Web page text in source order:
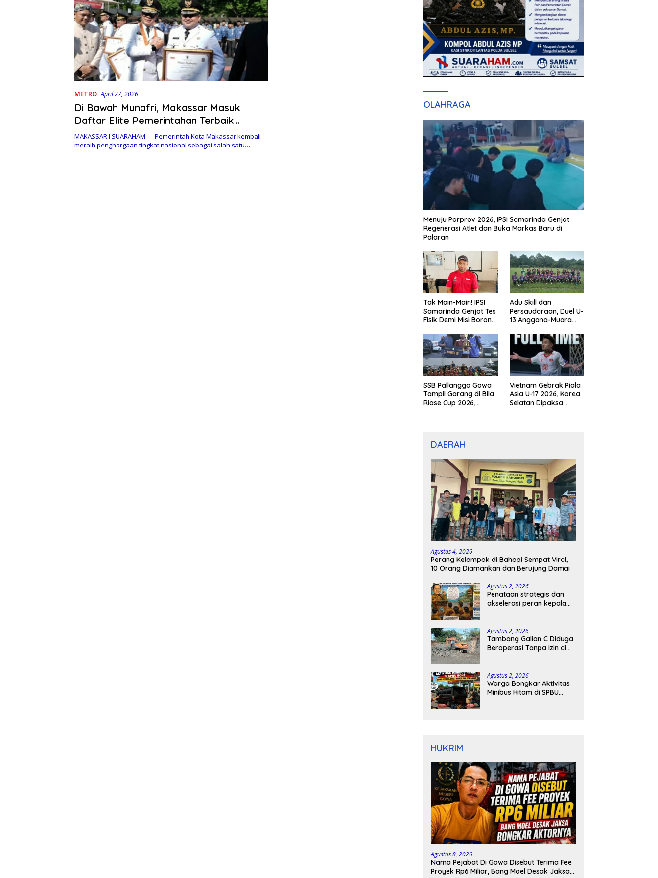
METRO April 27, 2026
Di Bawah Munafri, Makassar Masuk
Daftar Elite Pemerintahan Terbaik
Nasional
MAKASSAR I SUARAHAM — Pemerintah Kota Makassar kembali
meraih penghargaan tingkat nasional sebagai salah satu…
OLAHRAGA
Menuju Porprov 2026, IPSI Samarinda Genjot
Regenerasi Atlet dan Buka Markas Baru di
Palaran
Tak Main-Main! IPSI
Samarinda Genjot Tes
Fisik Demi Misi Borong
Kaltim 2026
Adu Skill dan
Persaudaraan, Duel U-
13 Anggana-Muara
Meriah
SSB Pallangga Gowa
Tampil Garang di Bila
Riase Cup 2026,
Vietnam Gebrak Piala
Asia U-17 2026, Korea
Selatan Dipaksa
DAERAH
Agustus 4, 2026
Perang Kelompok di Bahopi Sempat Viral,
10 Orang Diamankan dan Berujung Damai
Agustus 2, 2026
Penataan strategis dan
akselerasi peran kepala
Agustus 2, 2026
Tambang Galian C Diduga
Beroperasi Tanpa Izin di
Tangan
Agustus 2, 2026
Warga Bongkar Aktivitas
Minibus Hitam di SPBU
HUKRIM
Agustus 8, 2026
Nama Pejabat Di Gowa Disebut Terima Fee
Proyek Rp6 Miliar, Bang Moel Desak Jaksa